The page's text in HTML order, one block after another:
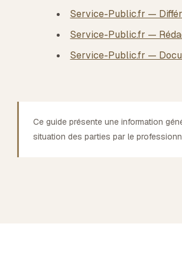
Service-Public.fr —
Service-Public.fr —
Service-Public.fr —
Ce guide présente une information
situation des parties par le